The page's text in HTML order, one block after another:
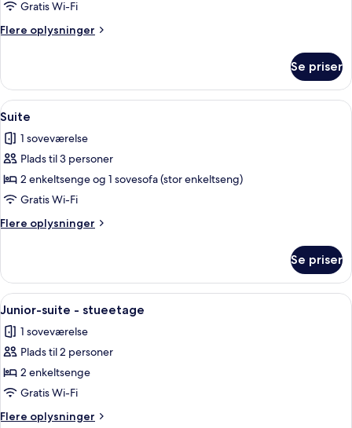
suite
-
havudsigt
Gratis Wi-Fi
Flere oplysninger
Flere
suite
havudsigt
Se priser
Indlæs
alle
billeder
af
Suite
Et hotelværelse med en seng, et
5
Suite
1 soveværelse
Plads til 3 personer
2 enkeltsenge og 1 sovesofa (stor enkeltseng)
Gratis Wi-Fi
Flere oplysninger
Flere
Se priser
Indlæs
alle
billeder
af
Junior-
suite
-
Et hotelværelse med en stor seng,
4
Junior-suite - stueetage
1 soveværelse
Plads til 2 personer
2 enkeltsenge
Gratis Wi-Fi
Flere oplysninger
Flere